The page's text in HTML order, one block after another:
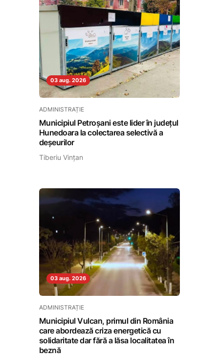
03 aug. 2026
ADMINISTRAȚIE
Municipiul Petroșani este lider în județul
Hunedoara la colectarea selectivă a
deșeurilor
Tiberiu Vințan
03 aug. 2026
ADMINISTRAȚIE
Municipiul Vulcan, primul din România
care abordează criza energetică cu
solidaritate dar fără a lăsa localitatea în
beznă